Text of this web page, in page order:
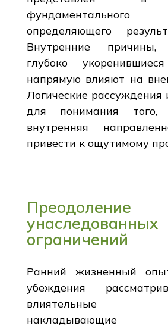
фундаментального
определяющего
Внутренние
глубоко
напрямую влияют на
Логические рассуждения
для понимания того,
внутренняя
привести к ощутимому
Преодоление
унаследованных
ограничений
Ранний жизненный
убеждения
влиятельные
накладывающие